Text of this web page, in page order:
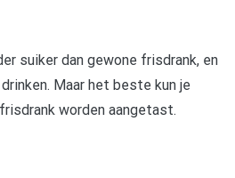
suiker dan gewone frisdrank, en
Maar het beste kun je
worden aangetast.